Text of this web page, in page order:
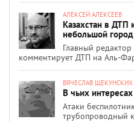
АЛЕКСЕЙ АЛЕКСЕЕВ
Казахстан в ДТП
небольшой город
Главный
комментирует ДТП на Аль-
ВЯЧЕСЛАВ ЩЕКУНСКИХ
В чьих
Атаки
трубопроводный